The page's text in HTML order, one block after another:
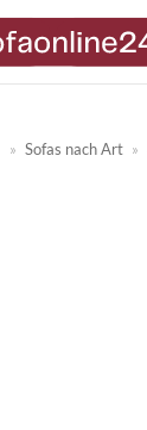
» Sofas nach Art »